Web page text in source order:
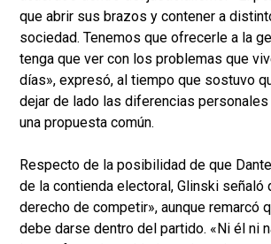
que abrir sus brazos y contener a
sociedad. Tenemos que ofrecerle a la
tenga que ver con los problemas que
días», expresó, al tiempo que sostuvo
dejar de lado las diferencias
una propuesta común.
Respecto de la posibilidad de que
de la contienda electoral, Glinski señaló
derecho de competir», aunque remarcó
debe darse dentro del partido. «Ni él ni